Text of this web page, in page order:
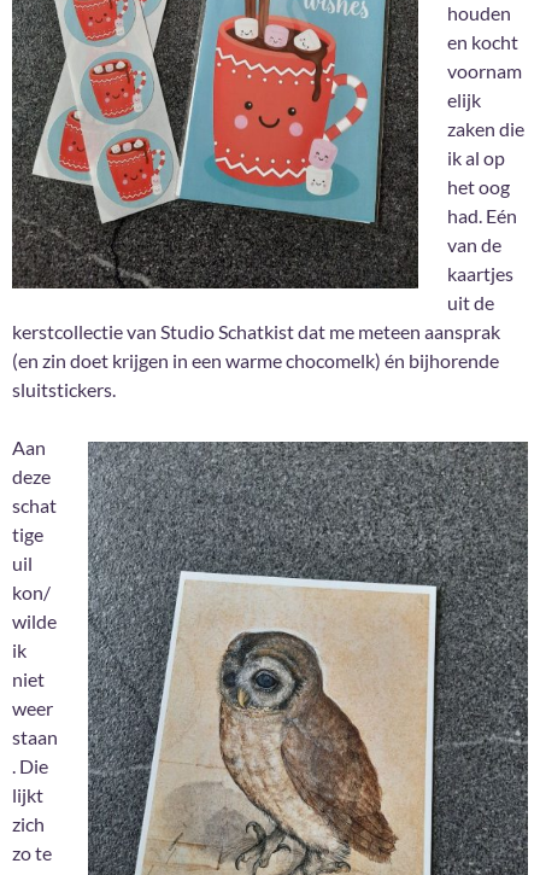
houden
en kocht
voornam
elijk
zaken die
ik al op
het oog
had. Eén
van de
kaartjes
uit de
kerstcollectie van Studio Schatkist dat me meteen aansprak
(en zin doet krijgen in een warme chocomelk) én bijhorende
sluitstickers.
Aan
deze
schat
tige
uil
kon/
wilde
ik
niet
weer
staan
. Die
lijkt
zich
zo te